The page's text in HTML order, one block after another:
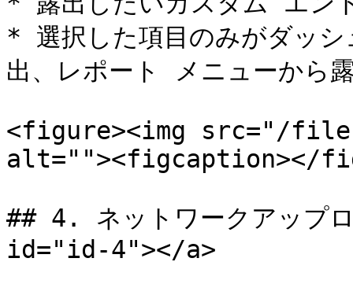
* 選択した項目のみがダッシ
出、レポート メニューから
<figure><img src="/files/
alt=""><figcaption></
## 4. ネットワークアッ
id="id-4"></a>